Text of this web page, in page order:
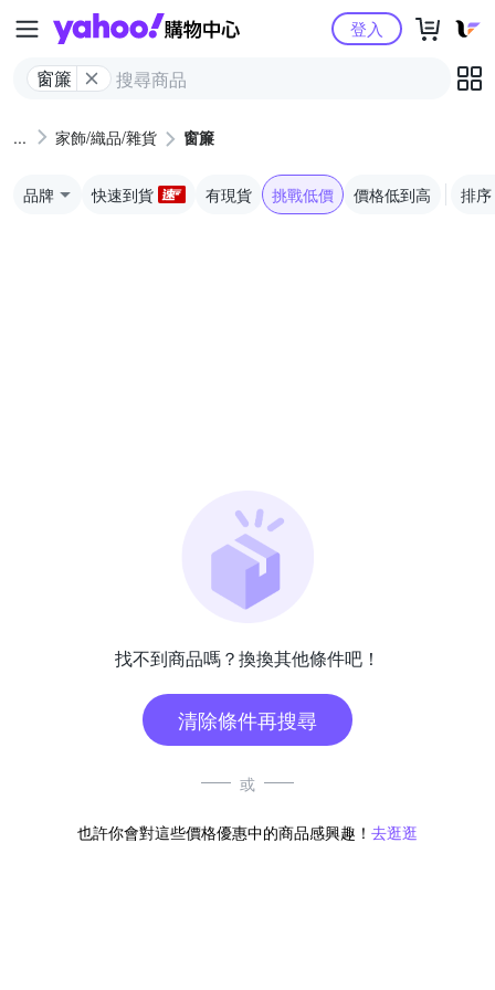
Yahoo購物中心
窗簾
登入
家飾/織品/雜貨 窗簾
品牌 快速到貨 有現貨 挑戰低價 價格低到高 排序
找不到商品嗎？換換其他條件吧！
清除條件再搜尋
或
也許你會對這些價格優惠中的商品感興趣！ 去逛逛